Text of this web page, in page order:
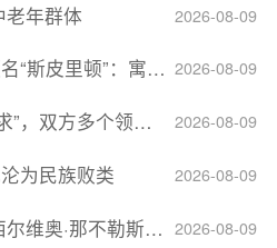
2026-08-09
老年群体
2026-08-09
意强大可靠，彰显俄精神力量
2026-08-09
，印美贸易谈判进入“关键阶段”
2026-08-09
为民族败类
2026-08-09
斯出任Lucid首席执行官